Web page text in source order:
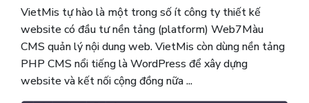
VietMis tự hào là một trong số ít công ty thiết kế
website có đầu tư nền tảng (platform) Web7Màu
CMS quản lý nội dung web. VietMis còn dùng nền tảng
PHP CMS nổi tiếng là WordPress để xây dựng
website và kết nối cộng đồng nữa ...